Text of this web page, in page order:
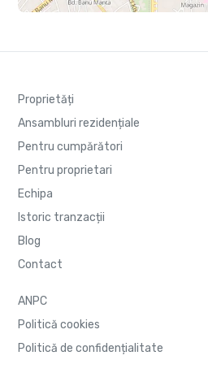
Proprietăți
Ansambluri rezidențiale
Pentru cumpărători
Pentru proprietari
Echipa
Istoric tranzacții
Blog
Contact
ANPC
Politică cookies
Politică de confidențialitate